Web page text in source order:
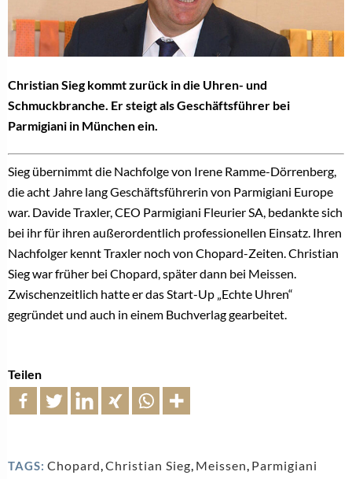
Christian Sieg kommt zurück in die Uhren- und
Schmuckbranche. Er steigt als Geschäftsführer bei
Parmigiani in München ein.
Sieg übernimmt die Nachfolge von Irene Ramme-Dörrenberg,
die acht Jahre lang Geschäftsführerin von Parmigiani Europe
war. Davide Traxler, CEO Parmigiani Fleurier SA, bedankte sich
bei ihr für ihren außerordentlich professionellen Einsatz. Ihren
Nachfolger kennt Traxler noch von Chopard-Zeiten. Christian
Sieg war früher bei Chopard, später dann bei Meissen.
Zwischenzeitlich hatte er das Start-Up „Echte Uhren“
gegründet und auch in einem Buchverlag gearbeitet.
Teilen
TAGS: Chopard,Christian Sieg, Meissen, Parmigiani